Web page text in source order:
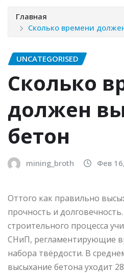
Главная
Сколько времени
UNCATEGORISED
Сколько
должен
бетон
mining_broth Фев
Оттого как правильно
прочность и
строительного процесса
СНиП, регламентирующие
набора твёрдости. В
высыхание бетона уходит